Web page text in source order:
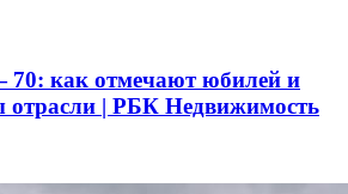
70: как отмечают юбилей и
отрасли | РБК Недвижимость